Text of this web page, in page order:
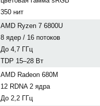
350 нит
AMD Ryzen 7 6800U
8 ядер / 16 потоков
До 4,7 ГГц
TDP 15–28 Вт
AMD Radeon 680M
12 RDNA 2 ядра
До 2,2 ГГц